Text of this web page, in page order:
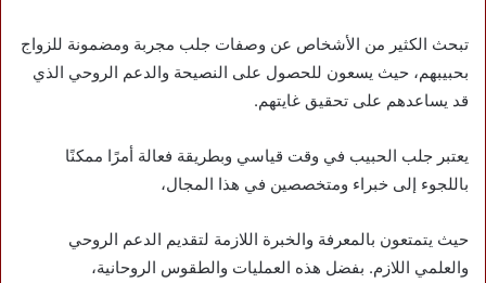
تبحث الكثير من الأشخاص عن وصفات جلب مجربة ومضمونة للزواج
بحبيبهم، حيث يسعون للحصول على النصيحة والدعم الروحي الذي
قد يساعدهم على تحقيق غايتهم.
يعتبر جلب الحبيب في وقت قياسي وبطريقة فعالة أمرًا ممكنًا
باللجوء إلى خبراء ومتخصصين في هذا المجال،
حيث يتمتعون بالمعرفة والخبرة اللازمة لتقديم الدعم الروحي
والعلمي اللازم. بفضل هذه العمليات والطقوس الروحانية،